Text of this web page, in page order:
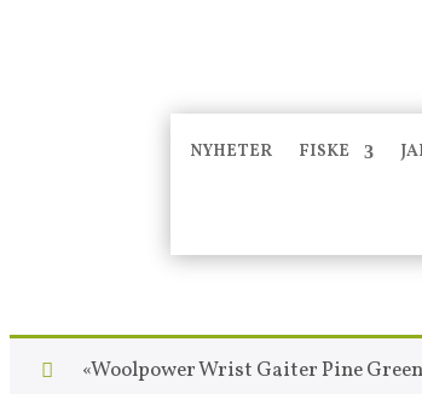
NYHETER FISKE
«Woolpower Wrist Gaiter Pine